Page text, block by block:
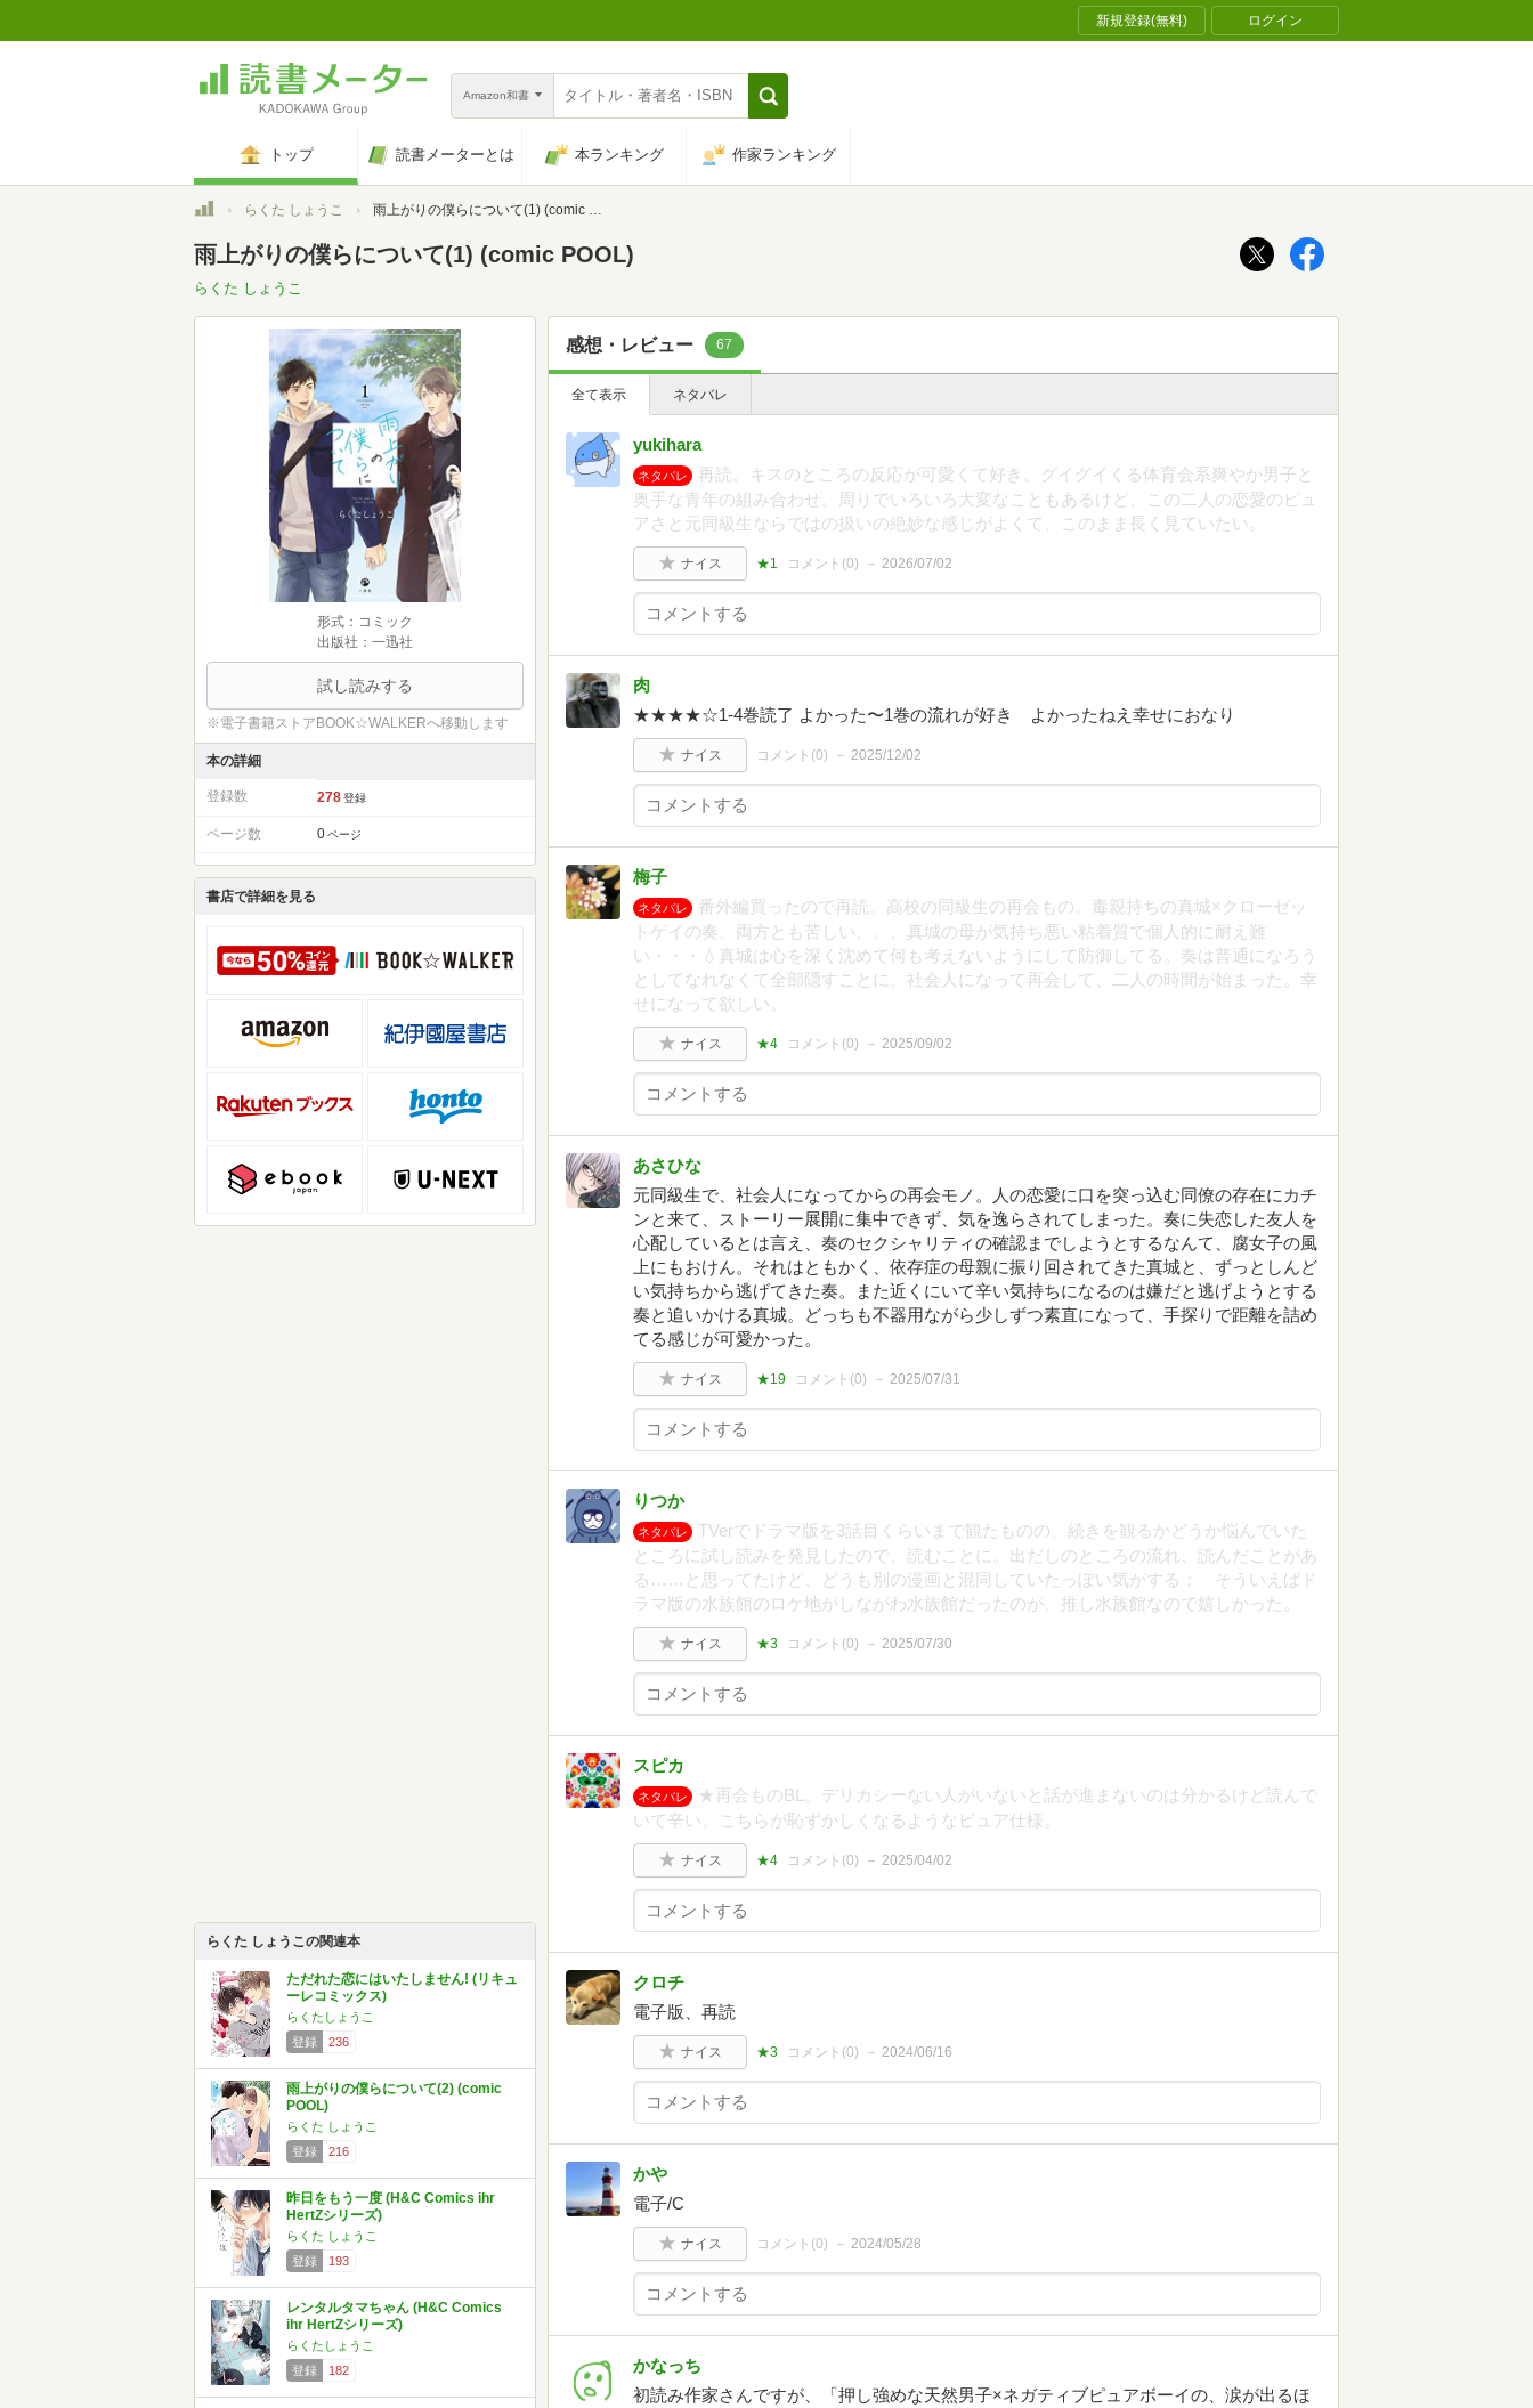
新規登録(無料) ログイン
Amazon和書
トップ 読書メーターとは 本ランキング 作家ランキング
トップらくた しょうこ 雨上がりの僕らについて(1) (comic POOL)
雨上がりの僕らについて(1) (comic POOL)
らくた しょうこ
形式：コミック
出版社：一迅社
試し読みする
※電子書籍ストアBOOK☆WALKERへ移動します
本の詳細
登録数 278 登録
ページ数 0 ページ
書店で詳細を見る
らくた しょうこの関連本
ただれた恋にはいたしません! (リキュ
ーレコミックス)
らくたしょうこ
登録
236
雨上がりの僕らについて(2) (comic
POOL)
らくた しょうこ
登録
216
昨日をもう一度 (H&C Comics ihr
HertZシリーズ)
らくた しょうこ
登録
193
レンタルタマちゃん (H&C Comics
ihr HertZシリーズ)
らくたしょうこ
登録
182
感想・レビュー 67
全て表示 ネタバレ
yukihara
ネタバレ
再読。キスのところの反応が可愛くて好き。グイグイくる体育会系爽やか男子と
奥手な青年の組み合わせ。周りでいろいろ大変なこともあるけど、この二人の恋愛のピュ
アさと元同級生ならではの扱いの絶妙な感じがよくて、このまま長く見ていたい。
ナイス ★1 コメント(0) 2026/07/02
肉
★★★★☆1-4巻読了 よかった〜1巻の流れが好き よかったねえ幸せにおなり
ナイス コメント(0) 2025/12/02
梅子
ネタバレ
番外編買ったので再読。高校の同級生の再会もの。毒親持ちの真城×クローゼッ
トゲイの奏。両方とも苦しい。。。真城の母が気持ち悪い粘着質で個人的に耐え難
い・・・💧真城は心を深く沈めて何も考えないようにして防御してる。奏は普通になろう
としてなれなくて全部隠すことに。社会人になって再会して、二人の時間が始まった。幸
せになって欲しい。
ナイス ★4 コメント(0) 2025/09/02
あさひな
元同級生で、社会人になってからの再会モノ。人の恋愛に口を突っ込む同僚の存在にカチ
ンと来て、ストーリー展開に集中できず、気を逸らされてしまった。奏に失恋した友人を
心配しているとは言え、奏のセクシャリティの確認までしようとするなんて、腐女子の風
上にもおけん。それはともかく、依存症の母親に振り回されてきた真城と、ずっとしんど
い気持ちから逃げてきた奏。また近くにいて辛い気持ちになるのは嫌だと逃げようとする
奏と追いかける真城。どっちも不器用ながら少しずつ素直になって、手探りで距離を詰め
てる感じが可愛かった。
ナイス ★19 コメント(0) 2025/07/31
りつか
ネタバレ
TVerでドラマ版を3話目くらいまで観たものの、続きを観るかどうか悩んでいた
ところに試し読みを発見したので、読むことに。出だしのところの流れ、読んだことがあ
る……と思ってたけど、どうも別の漫画と混同していたっぽい気がする； そういえばド
ラマ版の水族館のロケ地がしながわ水族館だったのが、推し水族館なので嬉しかった。
ナイス ★3 コメント(0) 2025/07/30
スピカ
ネタバレ
★再会ものBL。デリカシーない人がいないと話が進まないのは分かるけど読んで
いて辛い。こちらが恥ずかしくなるようなピュア仕様。
ナイス ★4 コメント(0) 2025/04/02
クロチ
電子版、再読
ナイス ★3 コメント(0) 2024/06/16
かや
電子/C
ナイス コメント(0) 2024/05/28
かなっち
初読み作家さんですが、「押し強めな天然男子×ネガティブピュアボーイの、涙が出るほ